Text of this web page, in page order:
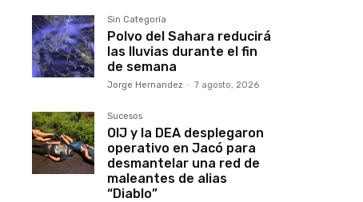
Sin Categoría
Polvo del Sahara reducirá
las lluvias durante el fin
de semana
Jorge Hernandez - 7 agosto, 2026
Sucesos
OIJ y la DEA desplegaron
operativo en Jacó para
desmantelar una red de
maleantes de alias
“Diablo”